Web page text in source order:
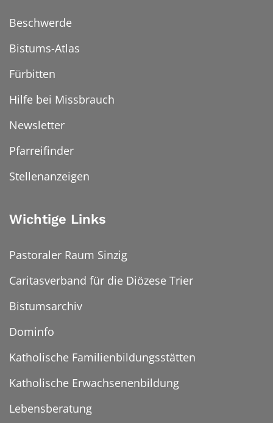
Beschwerde
Bistums-Atlas
Fürbitten
Hilfe bei Missbrauch
Newsletter
Pfarreifinder
Stellenanzeigen
Wichtige Links
Pastoraler Raum Sinzig
Caritasverband für die Diözese Trier
Bistumsarchiv
Dominfo
Katholische Familienbildungsstätten
Katholische Erwachsenenbildung
Lebensberatung